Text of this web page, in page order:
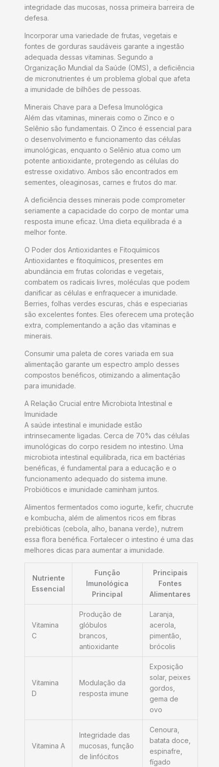
integridade das mucosas, nossa primeira barreira de
defesa.
Incorporar uma variedade de frutas, vegetais e
fontes de gorduras saudáveis garante a ingestão
adequada dessas vitaminas. Segundo a
Organização Mundial da Saúde (OMS), a deficiência
de micronutrientes é um problema global que afeta
a imunidade de bilhões de pessoas.
Minerais Chave para a Defesa Imunológica
Além das vitaminas, minerais como o Zinco e o
Selênio são fundamentais. O Zinco é essencial para
o desenvolvimento e funcionamento das células
imunológicas, enquanto o Selênio atua como um
potente antioxidante, protegendo as células do
estresse oxidativo. Ambos são encontrados em
sementes, oleaginosas, carnes e frutos do mar.
A deficiência desses minerais pode comprometer
seriamente a capacidade do corpo de montar uma
resposta imune eficaz. Uma dieta equilibrada é a
melhor fonte.
O Poder dos Antioxidantes e Fitoquímicos
Antioxidantes e fitoquímicos, presentes em
abundância em frutas coloridas e vegetais,
combatem os radicais livres, moléculas que podem
danificar as células e enfraquecer a imunidade.
Berries, folhas verdes escuras, chás e especiarias
são excelentes fontes. Eles oferecem uma proteção
extra, complementando a ação das vitaminas e
minerais.
Consumir uma paleta de cores variada em sua
alimentação garante um espectro amplo desses
compostos benéficos, otimizando a alimentação
para imunidade.
A Relação Crucial entre Microbiota Intestinal e
Imunidade
A saúde intestinal e imunidade estão
intrinsecamente ligadas. Cerca de 70% das células
imunológicas do corpo residem no intestino. Uma
microbiota intestinal equilibrada, rica em bactérias
benéficas, é fundamental para a educação e o
funcionamento adequado do sistema imune.
Probióticos e imunidade caminham juntos.
Alimentos fermentados como iogurte, kefir, chucrute
e kombucha, além de alimentos ricos em fibras
prebióticas (cebola, alho, banana verde), nutrem
essa flora benéfica. Fortalecer o intestino é uma das
melhores dicas para aumentar a imunidade.
Nutriente
Essencial
Função
Imunológica
Principal
Principais
Fontes
Alimentares
Vitamina
C
Produção de
glóbulos
brancos,
antioxidante
Laranja,
acerola,
pimentão,
brócolis
Vitamina
D
Modulação da
resposta imune
Exposição
solar, peixes
gordos,
gema de
ovo
Vitamina A
Integridade das
mucosas, função
de linfócitos
Cenoura,
batata doce,
espinafre,
fígado